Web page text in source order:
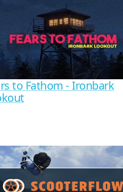
to Fathom - Ironbark